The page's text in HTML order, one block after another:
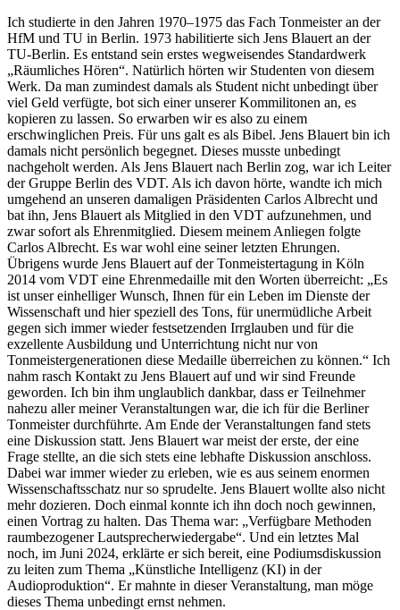
Ich studierte in den Jahren 1970–1975 das Fach Tonmeister an der
HfM und TU in Berlin. 1973 habilitierte sich Jens Blauert an der
TU-Berlin. Es entstand sein erstes wegweisendes Standardwerk
„Räumliches Hören“. Natürlich hörten wir Studenten von diesem
Werk. Da man zumindest damals als Student nicht unbedingt über
viel Geld verfügte, bot sich einer unserer Kommilitonen an, es
kopieren zu lassen. So erwarben wir es also zu einem
erschwinglichen Preis. Für uns galt es als Bibel. Jens Blauert bin ich
damals nicht persönlich begegnet. Dieses musste unbedingt
nachgeholt werden. Als Jens Blauert nach Berlin zog, war ich Leiter
der Gruppe Berlin des VDT. Als ich davon hörte, wandte ich mich
umgehend an unseren damaligen Präsidenten Carlos Albrecht und
bat ihn, Jens Blauert als Mitglied in den VDT aufzunehmen, und
zwar sofort als Ehrenmitglied. Diesem meinem Anliegen folgte
Carlos Albrecht. Es war wohl eine seiner letzten Ehrungen.
Übrigens wurde Jens Blauert auf der Tonmeistertagung in Köln
2014 vom VDT eine Ehrenmedaille mit den Worten überreicht: „Es
ist unser einhelliger Wunsch, Ihnen für ein Leben im Dienste der
Wissenschaft und hier speziell des Tons, für unermüdliche Arbeit
gegen sich immer wieder festsetzenden Irrglauben und für die
exzellente Ausbildung und Unterrichtung nicht nur von
Tonmeistergenerationen diese Medaille überreichen zu können.“ Ich
nahm rasch Kontakt zu Jens Blauert auf und wir sind Freunde
geworden. Ich bin ihm unglaublich dankbar, dass er Teilnehmer
nahezu aller meiner Veranstaltungen war, die ich für die Berliner
Tonmeister durchführte. Am Ende der Veranstaltungen fand stets
eine Diskussion statt. Jens Blauert war meist der erste, der eine
Frage stellte, an die sich stets eine lebhafte Diskussion anschloss.
Dabei war immer wieder zu erleben, wie es aus seinem enormen
Wissenschaftsschatz nur so sprudelte. Jens Blauert wollte also nicht
mehr dozieren. Doch einmal konnte ich ihn doch noch gewinnen,
einen Vortrag zu halten. Das Thema war: „Verfügbare Methoden
raumbezogener Lautsprecherwiedergabe“. Und ein letztes Mal
noch, im Juni 2024, erklärte er sich bereit, eine Podiumsdiskussion
zu leiten zum Thema „Künstliche Intelligenz (KI) in der
Audioproduktion“. Er mahnte in dieser Veranstaltung, man möge
dieses Thema unbedingt ernst nehmen.